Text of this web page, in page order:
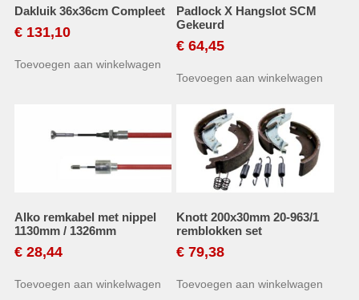
Dakluik 36x36cm Compleet
€ 131,10
Toevoegen aan winkelwagen
Padlock X Hangslot SCM
Gekeurd
€ 64,45
Toevoegen aan winkelwagen
Alko remkabel met nippel
1130mm / 1326mm
€ 28,44
Toevoegen aan winkelwagen
Knott 200x30mm 20-963/1
remblokken set
€ 79,38
Toevoegen aan winkelwagen